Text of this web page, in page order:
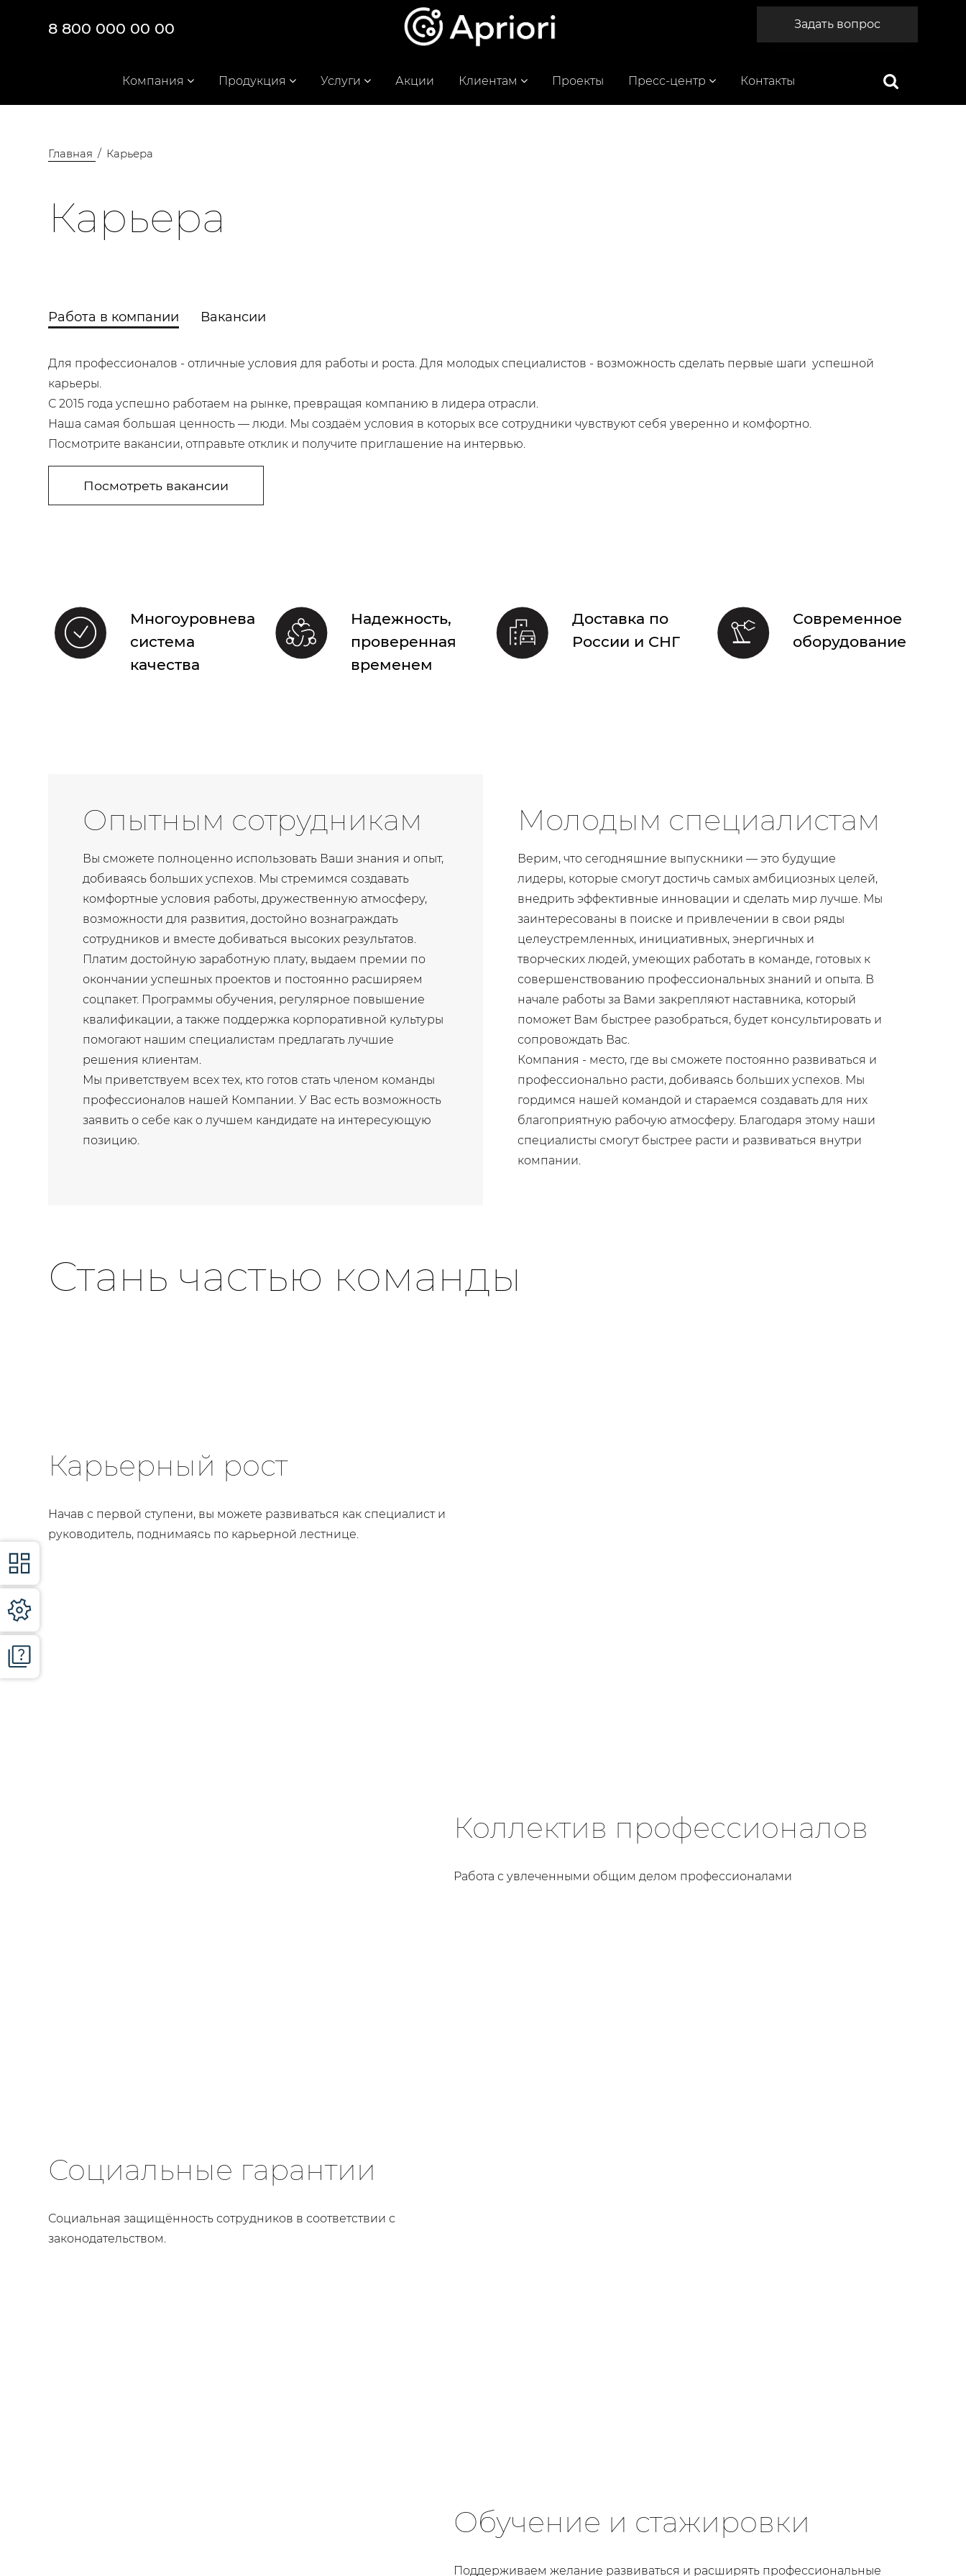
8 800 000 00 00 Задать вопрос
Компания Продукция Услуги Акции Клиентам Проекты Пресс-центр Контакты
Главная Карьера
Карьера
Работа в компании Вакансии
Для профессионалов - отличные условия для работы и роста. Для молодых специалистов - возможность сделать первые шаги успешной
карьеры.
С 2015 года успешно работаем на рынке, превращая компанию в лидера отрасли.
Наша самая большая ценность — люди. Мы создаём условия в которых все сотрудники чувствуют себя уверенно и комфортно.
Посмотрите вакансии, отправьте отклик и получите приглашение на интервью.
Посмотреть вакансии
Многоуровневая
система
качества
Надежность,
проверенная
временем
Доставка по
России и СНГ
Современное
оборудование
Опытным сотрудникам
Вы сможете полноценно использовать Ваши знания и опыт,
добиваясь больших успехов. Мы стремимся создавать
комфортные условия работы, дружественную атмосферу,
возможности для развития, достойно вознаграждать
сотрудников и вместе добиваться высоких результатов.
Платим достойную заработную плату, выдаем премии по
окончании успешных проектов и постоянно расширяем
соцпакет. Программы обучения, регулярное повышение
квалификации, а также поддержка корпоративной культуры
помогают нашим специалистам предлагать лучшие
решения клиентам.
Мы приветствуем всех тех, кто готов стать членом команды
профессионалов нашей Компании. У Вас есть возможность
заявить о себе как о лучшем кандидате на интересующую
позицию.
Молодым специалистам
Верим, что сегодняшние выпускники — это будущие
лидеры, которые смогут достичь самых амбициозных целей,
внедрить эффективные инновации и сделать мир лучше. Мы
заинтересованы в поиске и привлечении в свои ряды
целеустремленных, инициативных, энергичных и
творческих людей, умеющих работать в команде, готовых к
совершенствованию профессиональных знаний и опыта. В
начале работы за Вами закрепляют наставника, который
поможет Вам быстрее разобраться, будет консультировать и
сопровождать Вас.
Компания - место, где вы сможете постоянно развиваться и
профессионально расти, добиваясь больших успехов. Мы
гордимся нашей командой и стараемся создавать для них
благоприятную рабочую атмосферу. Благодаря этому наши
специалисты смогут быстрее расти и развиваться внутри
компании.
Стань частью команды
Карьерный рост
Начав с первой ступени, вы можете развиваться как специалист и
руководитель, поднимаясь по карьерной лестнице.
Коллектив профессионалов
Работа с увлеченными общим делом профессионалами
Социальные гарантии
Социальная защищённость сотрудников в соответствии с
законодательством.
Обучение и стажировки
Поддерживаем желание развиваться и расширять профессиональные